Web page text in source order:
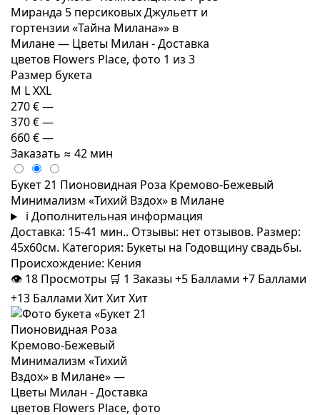
Размер букета
M LXXL
270 €—
370 €—
660 €—
Заказать ≈ 42 мин
Букет 21 Пионовидная Роза Кремово-Бежевый
Минимализм «Тихий Вздох» в Милане
i Дополнительная информация
Доставка: 15-41 мин.. Отзывы: нет отзывов. Размер:
45x60см. Категория: Букеты на Годовщину свадьбы.
Происхождение: Кения
👁 18 Просмотры 🛒 1 Заказы+5 Баллами +7 Баллами
+13 Баллами ХитХитХит